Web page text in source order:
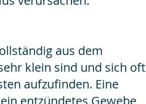
aus dem
klein sind und sich oft
aufzufinden. Eine
entzündetes Gewebe